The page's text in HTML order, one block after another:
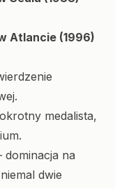
Atlancie (1996)
medalista,
dominacja na
dwie